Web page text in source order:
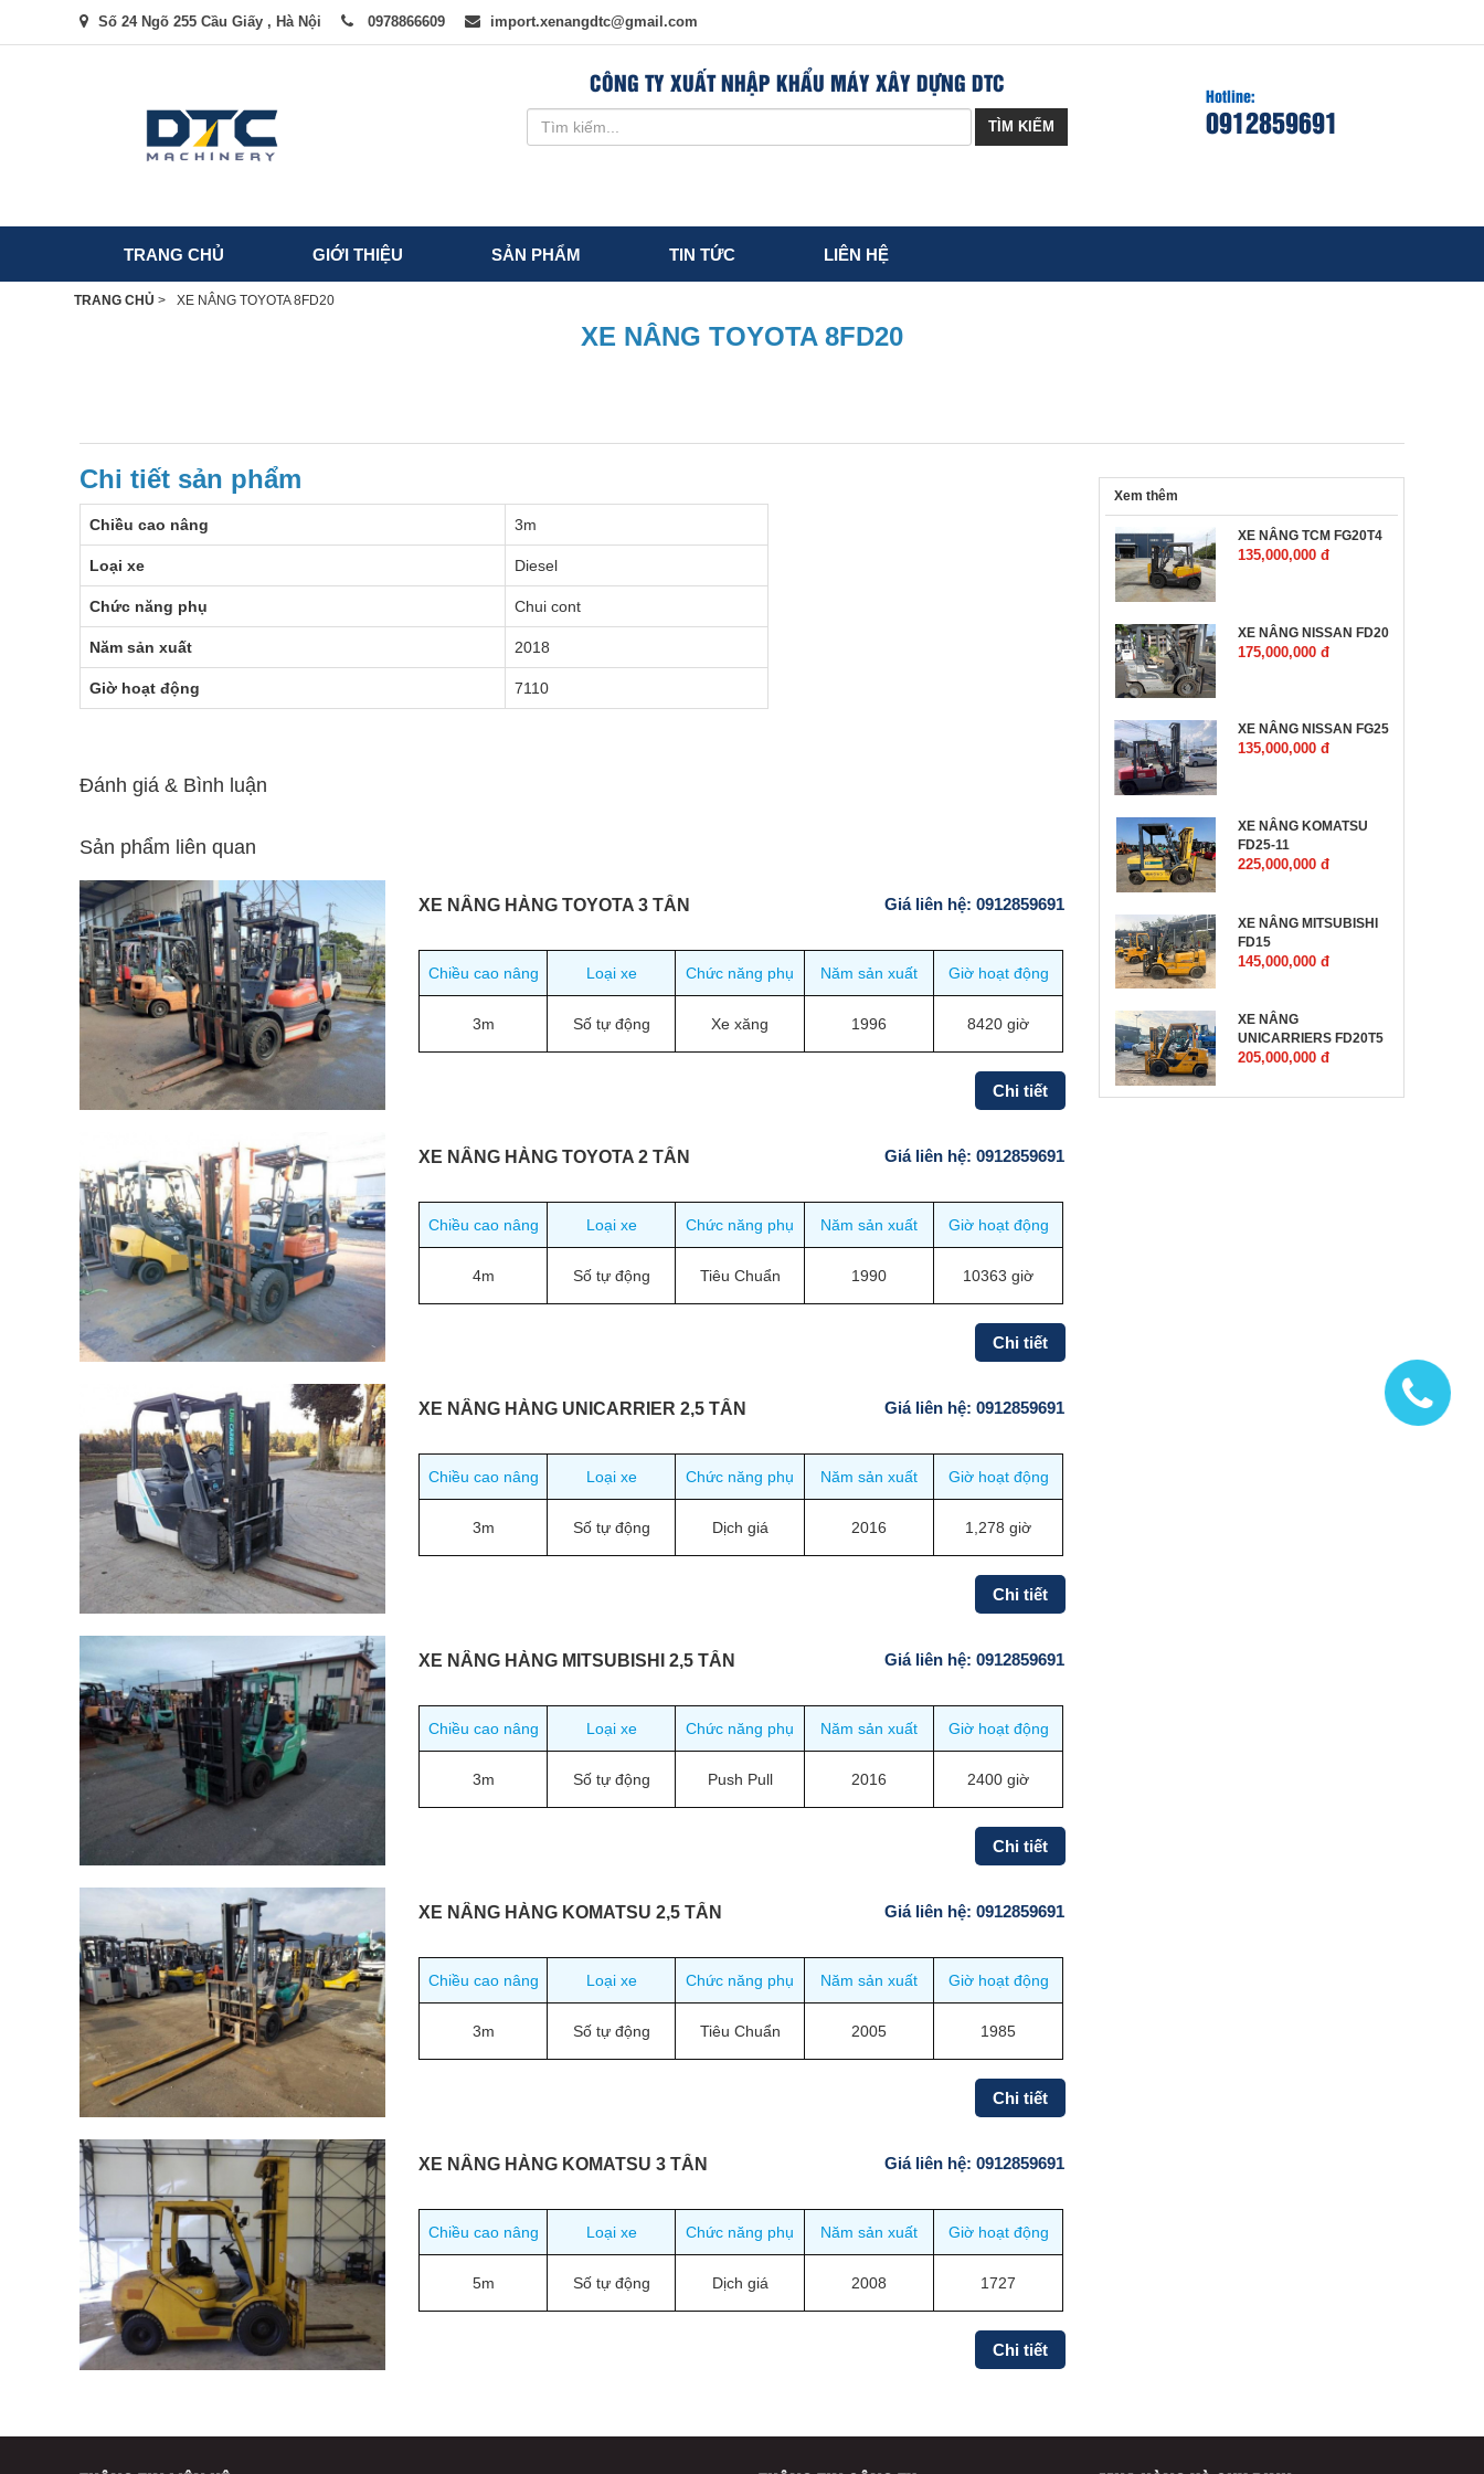
Số 24 Ngõ 255 Cầu Giấy , Hà Nội 0978866609 import.xenangdtc@gmail.com
CÔNG TY XUẤT NHẬP KHẨU MÁY XÂY DỰNG DTC
TÌM KIẾM
Hotline:
0912859691
TRANG CHỦ GIỚI THIỆU SẢN PHẨM TIN TỨC LIÊN HỆ
TRANG CHỦ > XE NÂNG TOYOTA 8FD20
XE NÂNG TOYOTA 8FD20
Chi tiết sản phẩm
Chiều cao nâng 3m
Loại xe Diesel
Chức năng phụ Chui cont
Năm sản xuất 2018
Giờ hoạt động 7110
Đánh giá & Bình luận
Sản phẩm liên quan
XE NÂNG HÀNG TOYOTA 3 TẤN Giá liên hệ: 0912859691
Chiều cao nâng Loại xe Chức năng phụ Năm sản xuất Giờ hoạt động
3m Số tự động Xe xăng 1996 8420 giờ
Chi tiết
XE NÂNG HÀNG TOYOTA 2 TẤN Giá liên hệ: 0912859691
Chiều cao nâng Loại xe Chức năng phụ Năm sản xuất Giờ hoạt động
4m Số tự động Tiêu Chuẩn 1990 10363 giờ
Chi tiết
XE NÂNG HÀNG UNICARRIER 2,5 TẤN Giá liên hệ: 0912859691
Chiều cao nâng Loại xe Chức năng phụ Năm sản xuất Giờ hoạt động
3m Số tự động Dịch giá 2016 1,278 giờ
Chi tiết
XE NÂNG HÀNG MITSUBISHI 2,5 TẤN Giá liên hệ: 0912859691
Chiều cao nâng Loại xe Chức năng phụ Năm sản xuất Giờ hoạt động
3m Số tự động Push Pull 2016 2400 giờ
Chi tiết
XE NÂNG HÀNG KOMATSU 2,5 TẤN Giá liên hệ: 0912859691
Chiều cao nâng Loại xe Chức năng phụ Năm sản xuất Giờ hoạt động
3m Số tự động Tiêu Chuẩn 2005 1985
Chi tiết
XE NÂNG HÀNG KOMATSU 3 TẤN Giá liên hệ: 0912859691
Chiều cao nâng Loại xe Chức năng phụ Năm sản xuất Giờ hoạt động
5m Số tự động Dịch giá 2008 1727
Chi tiết
Xem thêm
XE NÂNG TCM FG20T4
135,000,000 đ
XE NÂNG NISSAN FD20
175,000,000 đ
XE NÂNG NISSAN FG25
135,000,000 đ
XE NÂNG KOMATSU
FD25-11
225,000,000 đ
XE NÂNG MITSUBISHI
FD15
145,000,000 đ
XE NÂNG
UNICARRIERS FD20T5
205,000,000 đ